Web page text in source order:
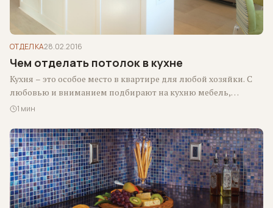
ОТДЕЛКА28.02.2016
Чем отделать потолок в кухне
Кухня – это особое место в квартире для любой хозяйки. С
любовью и вниманием подбирают на кухню мебель,
бытовую технику,…
1 мин